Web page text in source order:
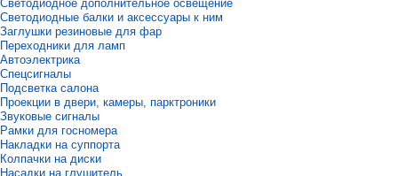
Светодиодное дополнительное освещение
Светодиодные балки и аксессуары к ним
Заглушки резиновые для фар
Переходники для ламп
Автоэлектрика
Спецсигналы
Подсветка салона
Проекции в двери, камеры, парктроники
Звуковые сигналы
Рамки для госномера
Накладки на суппорта
Колпачки на диски
Насадки на глушитель